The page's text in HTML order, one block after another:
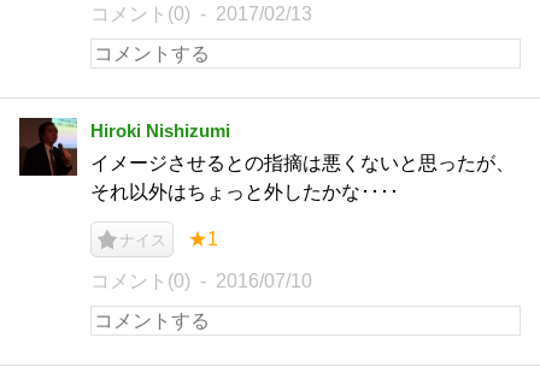
コメント(0) 2017/02/13
Hiroki Nishizumi
イメージさせるとの指摘は悪くないと思ったが、
それ以外はちょっと外したかな････
ナイス ★1
コメント(0) 2016/07/10